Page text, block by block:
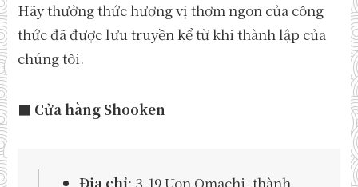
Hãy thưởng thức hương vị thơm ngon của công
thức đã được lưu truyền kể từ khi thành lập của
chúng tôi.
■ Cửa hàng Shooken
Địa chỉ: 3-19 Uon Omachi, thành